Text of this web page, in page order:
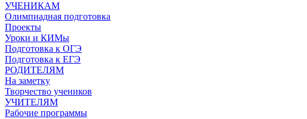
УЧЕНИКАМ
Олимпиадная подготовка
Проекты
Уроки и КИМы
Подготовка к ОГЭ
Подготовка к ЕГЭ
РОДИТЕЛЯМ
На заметку
Творчество учеников
УЧИТЕЛЯМ
Рабочие программы